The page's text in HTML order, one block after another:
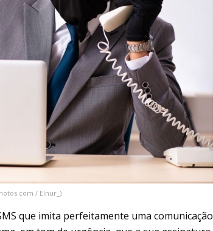
/ Elnur_)
que imita perfeitamente uma comunicação